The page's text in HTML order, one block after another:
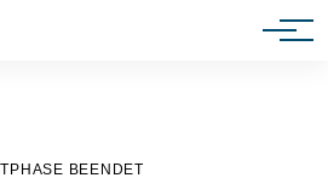
BEENDET